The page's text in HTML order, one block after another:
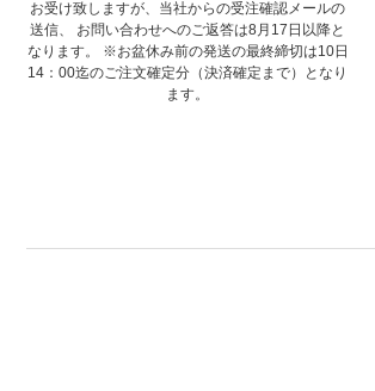
お受け致しますが、当社からの受注確認メールの
送信、 お問い合わせへのご返答は8月17日以降と
なります。 ※お盆休み前の発送の最終締切は10日
14：00迄のご注文確定分（決済確定まで）となり
ます。